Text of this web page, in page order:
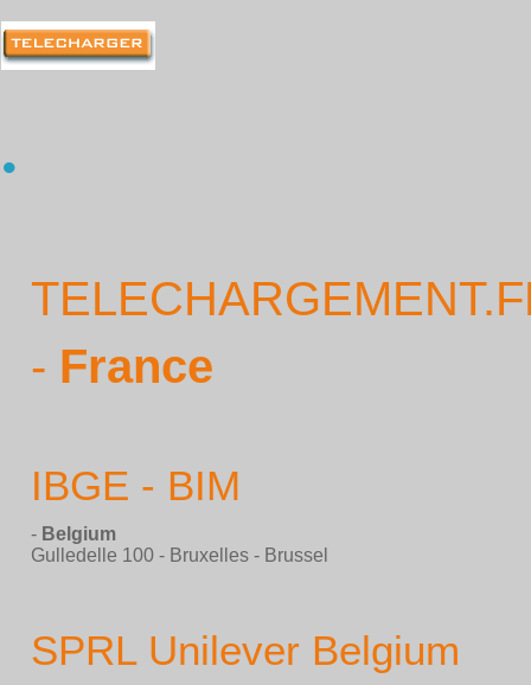
- France
IBGE - BIM
- Belgium
Gulledelle 100 - Bruxelles - Brussel
SPRL Unilever Belgium